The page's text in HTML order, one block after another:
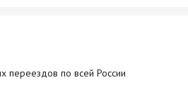
переездов по всей России